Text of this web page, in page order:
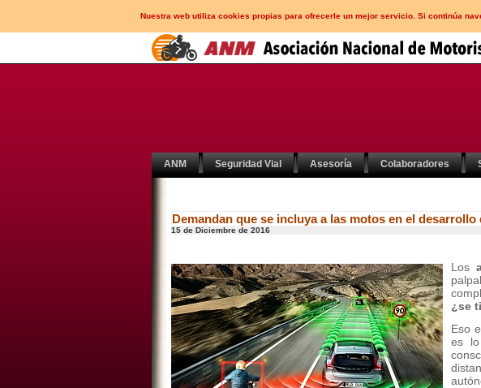
Nuestra web utiliza cookies propias para ofrecerle un mejor servicio. Si continúa
ANM Seguridad Vial Asesoría Colaboradores
Demandan que se incluya a las motos en el
15 de Diciembre de 2016
Los
¿se
Eso
es lo